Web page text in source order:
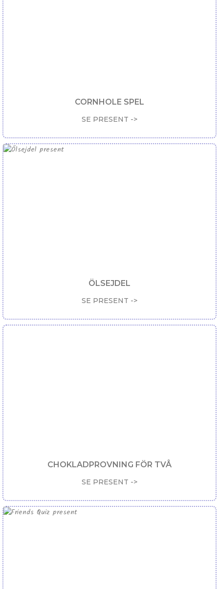
CORNHOLE SPEL
SE PRESENT ->
ÖLSEJDEL
SE PRESENT ->
CHOKLADPROVNING FÖR TVÅ
SE PRESENT ->